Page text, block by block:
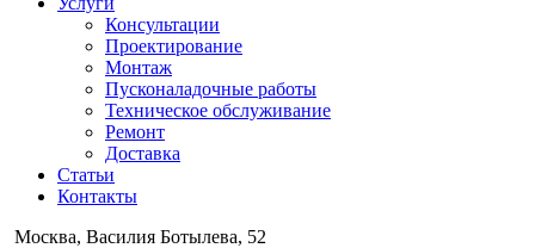
Консультации
Проектирование
Монтаж
Пусконаладочные работы
Техническое обслуживание
Ремонт
Доставка
Статьи
Контакты
Москва, Василия Ботылева, 52